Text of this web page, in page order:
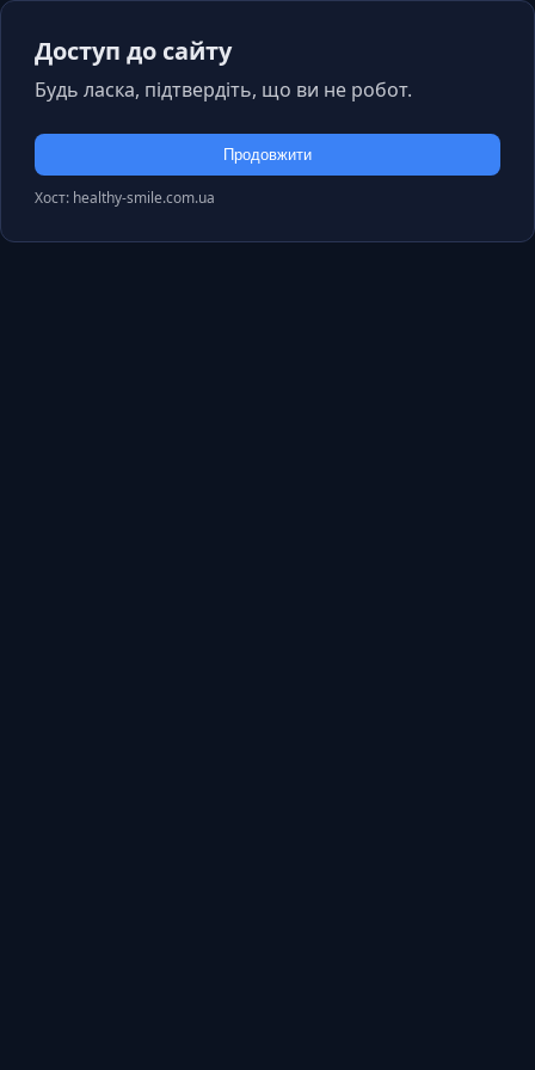
Доступ до сайту
Будь ласка, підтвердіть, що ви не робот.
Продовжити
Хост: healthy-smile.com.ua